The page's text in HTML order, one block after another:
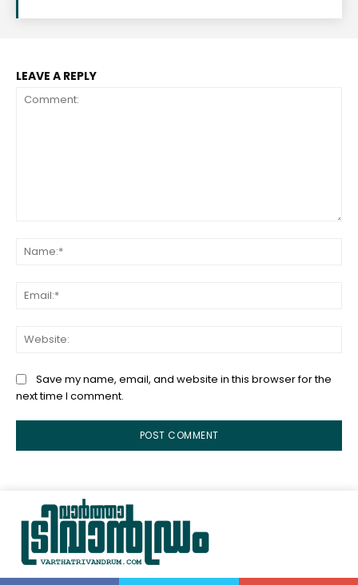
LEAVE A REPLY
Save my name, email, and website in this browser for the
next time I comment.